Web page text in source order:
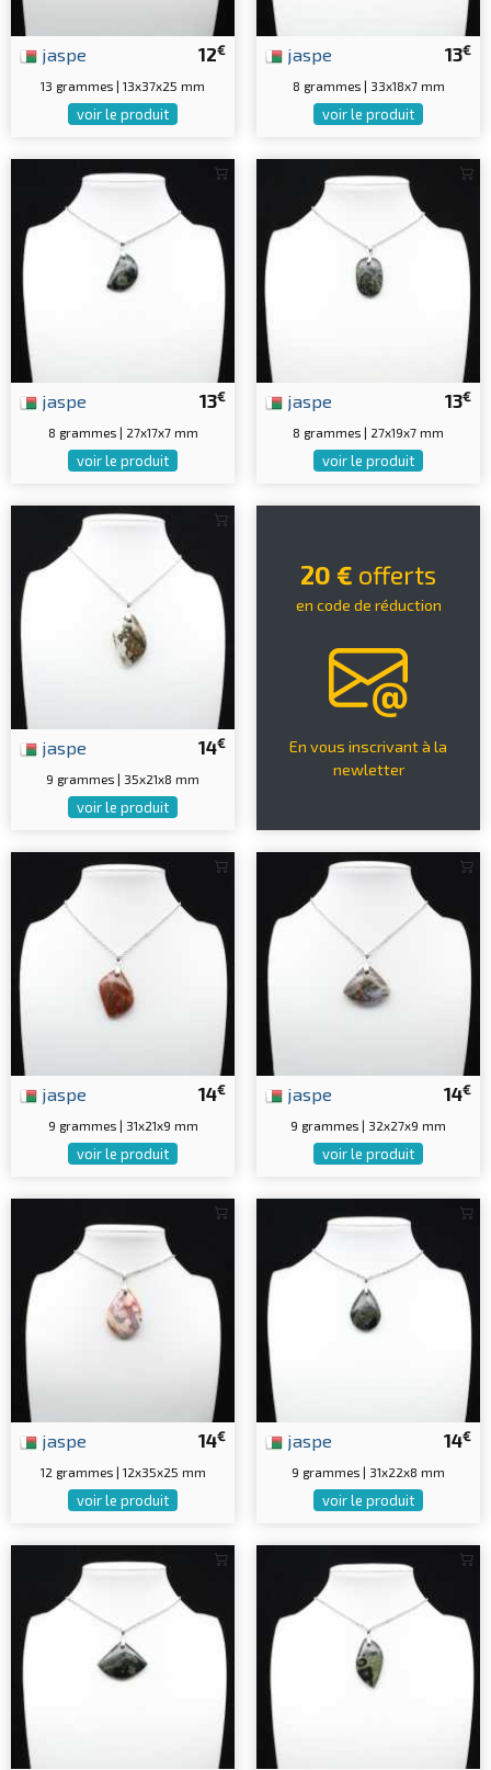
12€
jaspe
13 grammes | 13x37x25 mm
voir le produit
13€
jaspe
8 grammes | 33x18x7 mm
voir le produit
13€
jaspe
8 grammes | 27x17x7 mm
voir le produit
13€
jaspe
8 grammes | 27x19x7 mm
voir le produit
14€
jaspe
9 grammes | 35x21x8 mm
voir le produit
20 € offerts
en code de réduction
En vous inscrivant à la
newletter
14€
jaspe
9 grammes | 31x21x9 mm
voir le produit
14€
jaspe
9 grammes | 32x27x9 mm
voir le produit
14€
jaspe
12 grammes | 12x35x25 mm
voir le produit
14€
jaspe
9 grammes | 31x22x8 mm
voir le produit